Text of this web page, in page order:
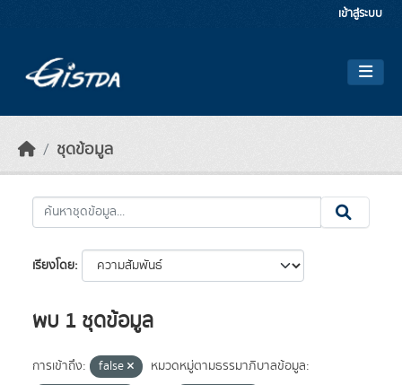
เข้าสู่ระบบ
ชุดข้อมูล
เรียงโดย
พบ 1 ชุดข้อมูล
การเข้าถึง: false
หมวดหมู่ตามธรรมาภิบาลข้อมูล: